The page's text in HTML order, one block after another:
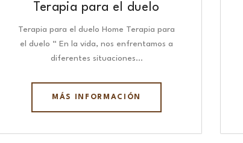
Terapia para el duelo
Terapia para el duelo Home Terapia para
el duelo “ En la vida, nos enfrentamos a
diferentes situaciones…
MÁS INFORMACIÓN